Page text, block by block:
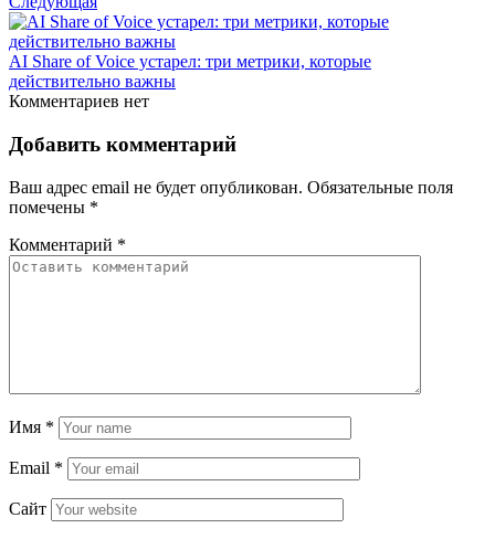
AI Share of Voice устарел: три метрики, которые
действительно важны
Комментариев нет
Добавить комментарий
Ваш адрес email не будет опубликован. Обязательные поля
помечены *
Комментарий *
Имя *
Email *
Сайт